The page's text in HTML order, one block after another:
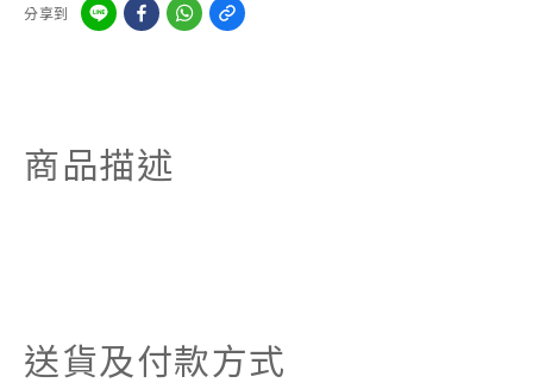
分享到
商品描述
送貨及付款方式